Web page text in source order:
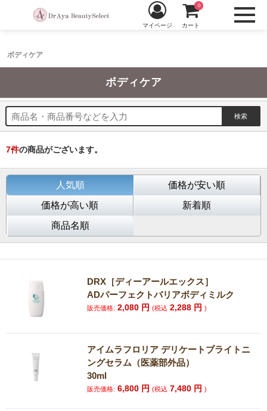
ボディケア
マイページ カート
0
ボディケア
7件の商品がございます。
人気順
価格が安い順
価格が高い順
新着順
商品名順
DRX［ディーアールエックス］
ADパーフェクトバリアボディミルク
販売価格: 2,080 円(税込 2,288 円)
アイムラフロリア デリケートブライトニ
ングセラム（医薬部外品）
30ml
販売価格: 6,800 円(税込 7,480 円)